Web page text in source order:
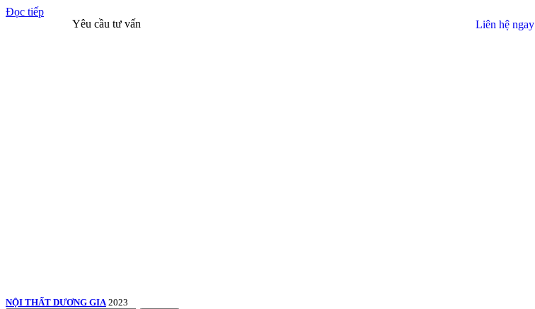
Đọc tiếp
Yêu cầu tư vấn
Liên hệ ngay
NỘI THẤT DƯƠNG GIA 2023